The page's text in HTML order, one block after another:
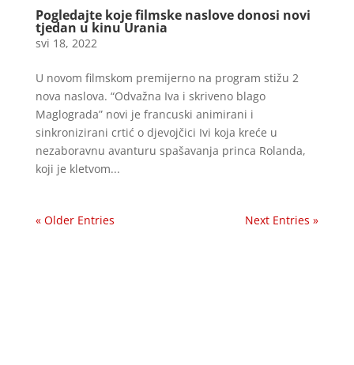
Pogledajte koje filmske naslove donosi novi
tjedan u kinu Urania
svi 18, 2022
U novom filmskom premijerno na program stižu 2
nova naslova. “Odvažna Iva i skriveno blago
Maglograda” novi je francuski animirani i
sinkronizirani crtić o djevojčici Ivi koja kreće u
nezaboravnu avanturu spašavanja princa Rolanda,
koji je kletvom...
« Older Entries Next Entries »